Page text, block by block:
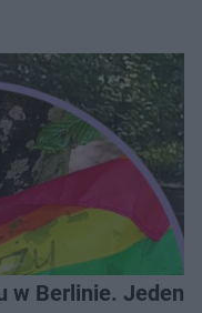
w Berlinie. Jeden